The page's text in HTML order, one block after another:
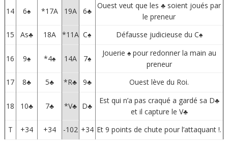
14 6♠ *17A 19A 6♣
Ouest veut que les ♣ soient joués par
le preneur
15
As♣ 18A *11A C♠ Défausse judicieuse du C♠
16 9♠ *4♠ 14A 7♠
Jouerie ♠ pour redonner la main au
preneur
17
8♣ 5♣ *R♣ 9♣ Ouest lève du Roi.
18 10♣ 7♣ *V♣ D♣
Est qui n’a pas craqué a gardé sa D♣
et il capture le V♣
T
+34 +34 -102 +34 Et 9 points de chute pour l’attaquant !.